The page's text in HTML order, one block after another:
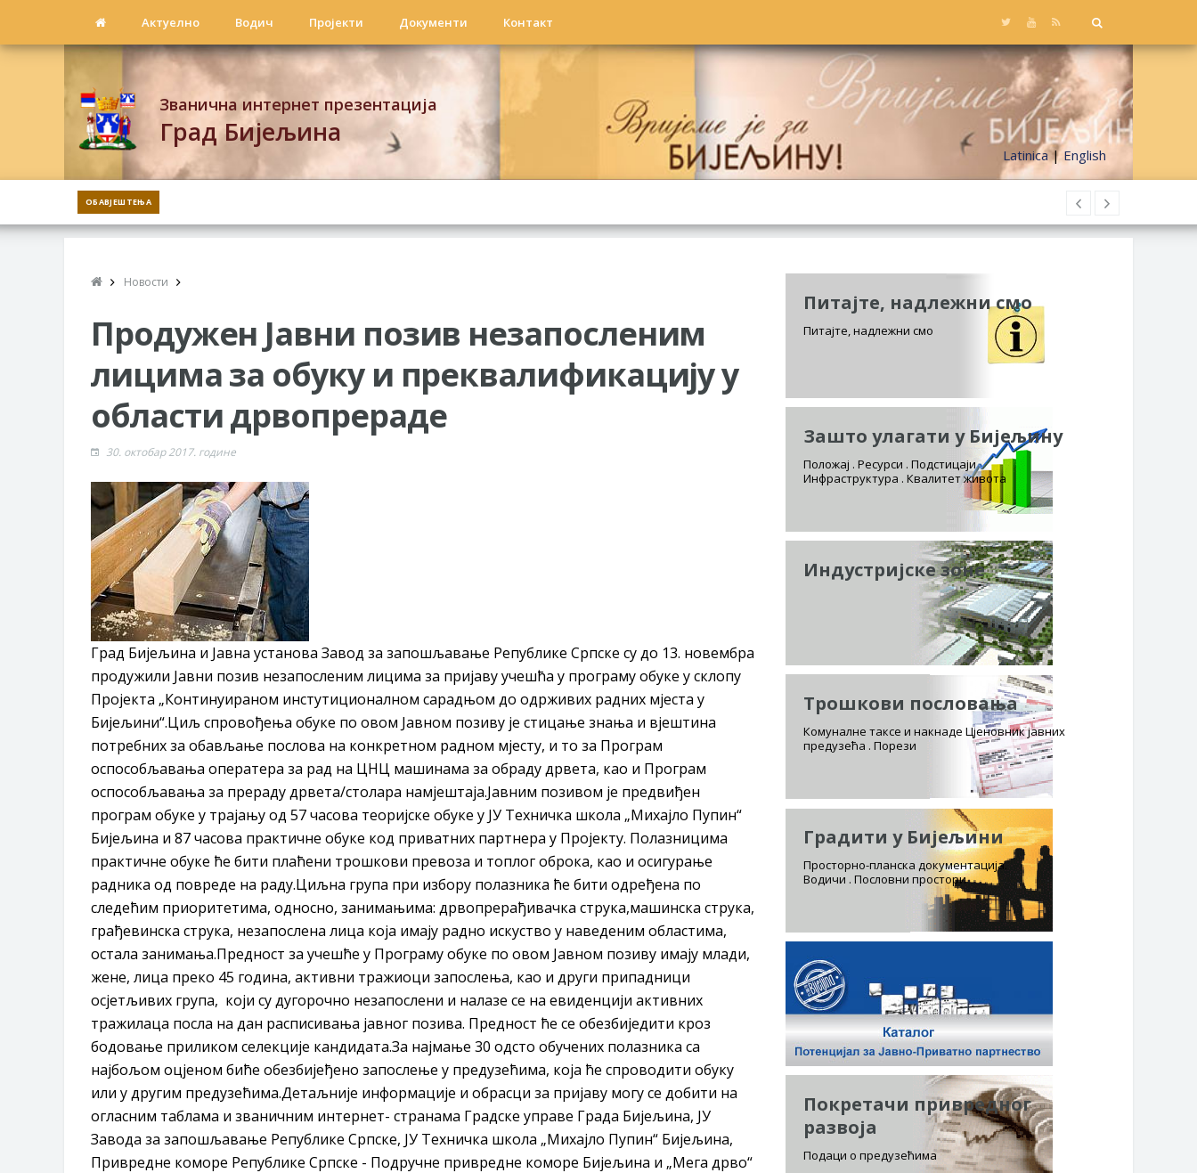
Актуелно Водич Пројекти Документи Контакт
Latinica| English
Званична интернет презентација
Град Бијељина
ОБАВЈЕШТЕЊА
Новости
Продужен Јавни позив незапосленим
лицима за обуку и преквалификацију у
области дрвопрераде
30. октобар 2017. године
Град Бијељина и Јавна установа Завод за запошљавање Републике Српске су до 13. новембра
продужили Јавни позив незапосленим лицима за пријаву учешћа у програму обуке у склопу
Пројекта „Континуираном инстутиционалном сарадњом до одрживих радних мјеста у
Бијељини“.Циљ спровођења обуке по овом Јавном позиву је стицање знања и вјештина
потребних за обављање послова на конкретном радном мјесту, и то за Програм
оспособљавања оператера за рад на ЦНЦ машинама за обраду дрвета, као и Програм
оспособљавања за прераду дрвета/столара намјештаја.Јавним позивом је предвиђен
програм обуке у трајању од 57 часова теоријске обуке у ЈУ Техничка школа „Михајло Пупин“
Бијељина и 87 часова практичне обуке код приватних партнера у Пројекту. Полазницима
практичне обуке ће бити плаћени трошкови превоза и топлог оброка, као и осигурање
радника од повреде на раду.Циљна група при избору полазника ће бити одређена по
следећим приоритетима, односно, занимањима: дрвопрерађивачка струка,машинска струка,
грађевинска струка, незапослена лица која имају радно искуство у нaведеним областима,
остала занимања.Предност за учешће у Програму обуке по овом Јавном позиву имају млади,
жене, лица преко 45 година, активни тражиоци запослења, као и други припадници
осјетљивих група, који су дугорочно незапослени и налазе се на евиденцији активних
тражилаца посла на дан расписивања јавног позива. Предност ће се обезбиједити кроз
бодовање приликом селекције кандидата.За најмање 30 одсто обучених полазника са
најбољом оцјеном биће обезбијеђено запослење у предузећима, која ће спроводити обуку
или у другим предузећима.Детаљније информације и обрасци за пријаву могу се добити на
огласним таблама и званичним интернет- странама Градске управе Града Бијељина, ЈУ
Завода за запошљавање Републике Српске, ЈУ Техничка школа „Михајло Пупин“ Бијељина,
Привредне коморе Републике Српске - Подручне привреднe коморe Бијељина и „Mега дрво“
Питајте, надлежни смо
Питајте, надлежни смо
Зашто улагати у Бијељину
Положај . Ресурси . Подстицаји
Инфраструктура . Квалитет живота
Индустријске зоне
Трошкови пословања
Комуналне таксе и накнаде Цјеновник јавних
предузећа . Порези
Градити у Бијељини
Просторно-планска документација.
Водичи . Пословни простори
Покретачи привредног
развоја
Подаци о предузећима